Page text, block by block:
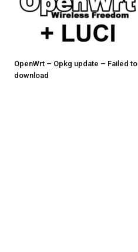
OpenWrt – Opkg update – Failed to
download